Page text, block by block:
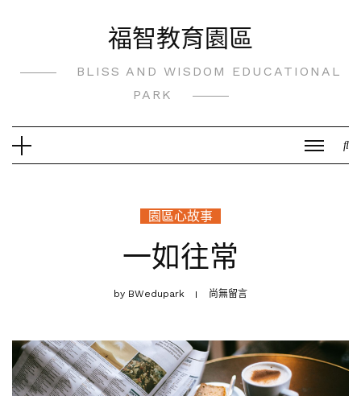
福智教育園區
BLISS AND WISDOM EDUCATIONAL
PARK
園區心故事
一如往常
by BWedupark 尚無留言